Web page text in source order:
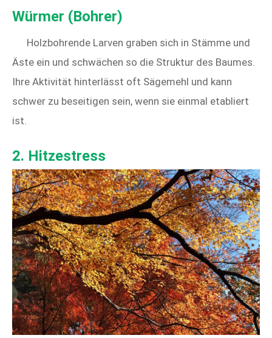
Würmer (Bohrer)
Holzbohrende Larven graben sich in Stämme und
Äste ein und schwächen so die Struktur des Baumes.
Ihre Aktivität hinterlässt oft Sägemehl und kann
schwer zu beseitigen sein, wenn sie einmal etabliert
ist.
2. Hitzestress